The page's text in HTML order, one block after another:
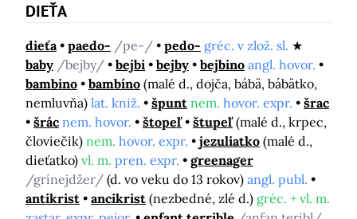
DIEŤA
dieťa paedo- /pe-/ pedo- gréc. v zlož. sl.
baby /bejby/ bejbi bejby bejbino angl. hovor.
bambino
bambíno (malé d., dojča, bábä, bábätko,
nemluvňa) lat. kniž. špunt nem. hovor. expr.
šrac
šrác nem. hovor. štopeľ štupeľ (malé d., krpec,
človiečik) nem. hovor. expr. jezuliatko (malé d.,
dieťatko) vl. m. pren. expr.
greenager
/grínejdžer/ (d. vo veku do 13 rokov) angl. publ.
antikrist
ancikrist (nezbedné, zlé d.) gréc. + vl. m.